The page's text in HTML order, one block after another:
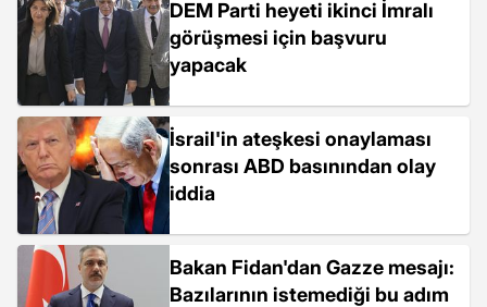
DEM Parti heyeti ikinci İmralı
görüşmesi için başvuru
yapacak
İsrail'in ateşkesi onaylaması
sonrası ABD basınından olay
iddia
Bakan Fidan'dan Gazze mesajı:
Bazılarının istemediği bu adım